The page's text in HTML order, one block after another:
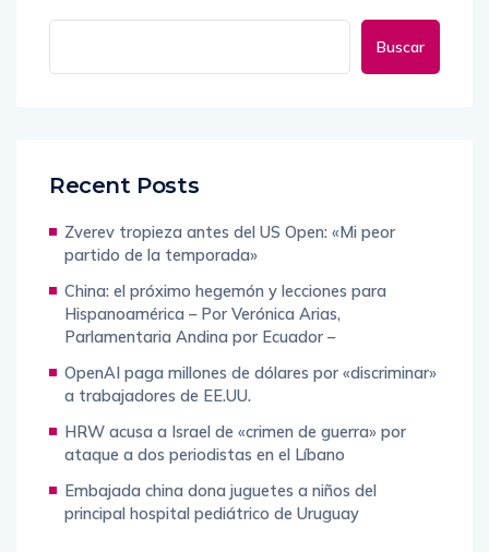
Buscar
Recent Posts
Zverev tropieza antes del US Open: «Mi peor
partido de la temporada»
China: el próximo hegemón y lecciones para
Hispanoamérica – Por Verónica Arias,
Parlamentaria Andina por Ecuador –
OpenAI paga millones de dólares por «discriminar»
a trabajadores de EE.UU.
HRW acusa a Israel de «crimen de guerra» por
ataque a dos periodistas en el Líbano
Embajada china dona juguetes a niños del
principal hospital pediátrico de Uruguay